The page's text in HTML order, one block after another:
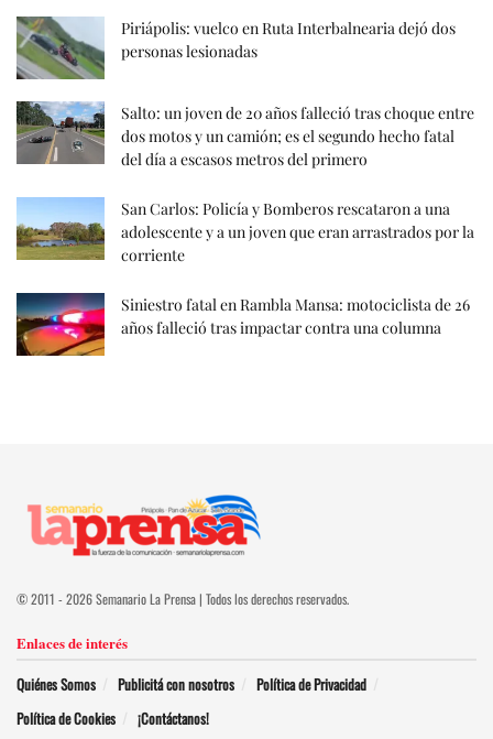
Piriápolis: vuelco en Ruta Interbalnearia dejó dos
personas lesionadas
Salto: un joven de 20 años falleció tras choque entre
dos motos y un camión; es el segundo hecho fatal
del día a escasos metros del primero
San Carlos: Policía y Bomberos rescataron a una
adolescente y a un joven que eran arrastrados por la
corriente
Siniestro fatal en Rambla Mansa: motociclista de 26
años falleció tras impactar contra una columna
© 2011 - 2026 Semanario La Prensa | Todos los derechos reservados.
Enlaces de interés
Quiénes Somos Publicitá con nosotros
Política de Privacidad
Política de Cookies
¡Contáctanos!